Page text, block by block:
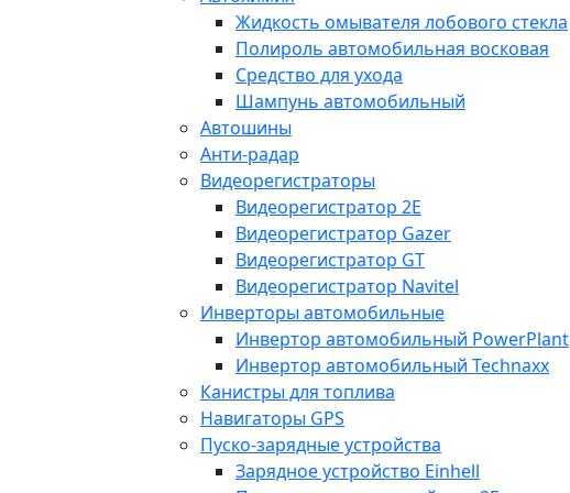
Жидкость омывателя лобового стекла
Полироль автомобильная восковая
Средство для ухода
Шампунь автомобильный
Автошины
Анти-радар
Видеорегистраторы
Видеорегистратор 2E
Видеорегистратор Gazer
Видеорегистратор GT
Видеорегистратор Navitel
Инверторы автомобильные
Инвертор автомобильный PowerPlant
Инвертор автомобильный Technaxx
Канистры для топлива
Навигаторы GPS
Пуско-зарядные устройства
Зарядное устройство Einhell